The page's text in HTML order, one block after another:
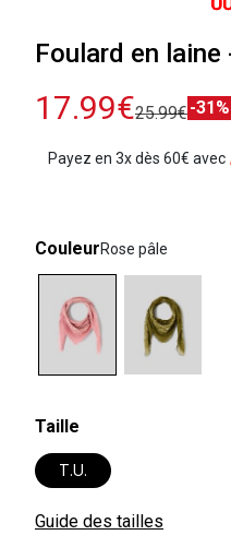
Foulard en laine
17.99€25.99€-31%
Payez en 3x dès 60€ avec
CouleurRose pâle
Taille
T.U.
Guide des tailles